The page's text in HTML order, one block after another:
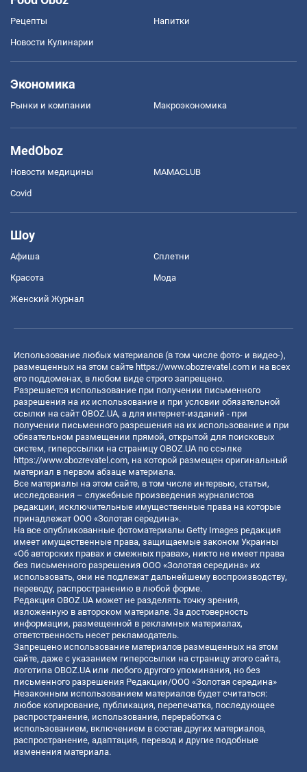
Рецепты Напитки
Новости Кулинарии
Экономика
Рынки и компании Mакроэкономика
MedOboz
Новости медицины MAMACLUB
Covid
Шоу
Афиша Сплетни
Красота Мода
Женский Журнал
Использование любых материалов (в том числе фото- и видео-),
размещенных на этом сайте https://www.obozrevatel.com и на всех
его поддоменах, в любом виде строго запрещено.
Разрешается использование при получении письменного
разрешения на их использование и при условии обязательной
ссылки на сайт OBOZ.UA, а для интернет-изданий - при
получении письменного разрешения на их использование и при
обязательном размещении прямой, открытой для поисковых
систем, гиперссылки на страницу OBOZ.UA по ссылке
https://www.obozrevatel.com, на которой размещен оригинальный
материал в первом абзаце материала.
Все материалы на этом сайте, в том числе интервью, статьи,
исследования – служебные произведения журналистов
редакции, исключительные имущественные права на которые
принадлежат ООО «Золотая середина».
На все опубликованные фотоматериалы Getty Images редакция
имеет имущественные права, защищаемые законом Украины
«Об авторских правах и смежных правах», никто не имеет права
без письменного разрешения ООО «Золотая середина» их
использовать, они не подлежат дальнейшему воспроизводству,
переводу, распространению в любой форме.
Редакция OBOZ.UA может не разделять точку зрения,
изложенную в авторском материале. За достоверность
информации, размещенной в рекламных материалах,
ответственность несет рекламодатель.
Запрещено использование материалов размещенных на этом
сайте, даже с указанием гиперссылки на страницу этого сайта,
логотипа OBOZ.UA или любого другого упоминания, но без
письменного разрешения Редакции/ООО «Золотая середина»
Незаконным использованием материалов будет считаться:
любое копирование, публикация, перепечатка, последующее
распространение, использование, переработка с
использованием, включением в состав других материалов,
распространение, адаптация, перевод и другие подобные
изменения материала.